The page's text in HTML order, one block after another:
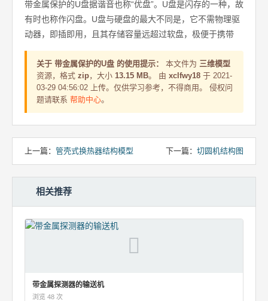
带金属保护的U盘据谐音也称“优盘”。U盘是闪存的一种，故
有时也称作闪盘。U盘与硬盘的最大不同是，它不需物理驱
动器，即插即用，且其存储容量远超过软盘，极便于携带
关于 带金属保护的U盘 的使用提示： 本文件为 三维模型
资源，格式 zip，大小 13.15 MB。 由 xclfwy18 于 2021-
03-29 04:56:02 上传。仅供学习参考，不得商用。 侵权问
题请联系 帮助中心。
上一篇： 管壳式换热器结构模型 下一篇： 切圆机结构图
相关推荐
带金属探测器的输送机
浏览 48 次